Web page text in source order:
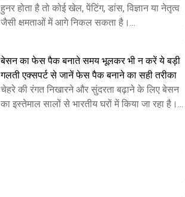
हुनर होता है तो कोई खेल, पेंटिंग, डांस, विज्ञान या नेतृत्व
जैसी क्षमताओं में आगे निकल सकता है।...
बेसन का फेस पैक बनाते समय भूलकर भी न करें ये बड़ी
गलती एक्सपर्ट से जानें फेस पैक बनाने का सही तरीका
चेहरे की रंगत निखारने और सुंदरता बढ़ाने के लिए बेसन
का इस्तेमाल सालों से भारतीय घरों में किया जा रहा है।...